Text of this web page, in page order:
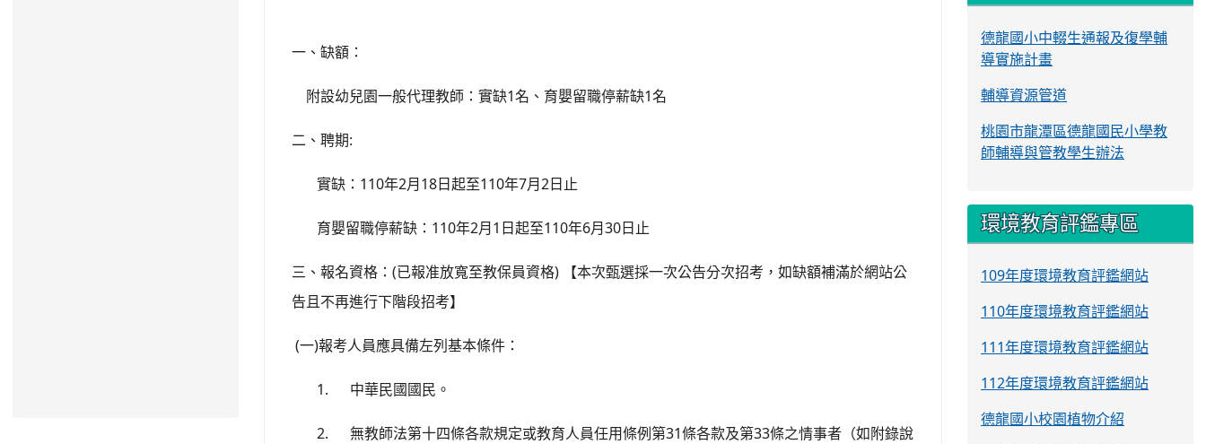
一、缺額：
附設幼兒園一般代理教師：實缺1名、育嬰留職停薪缺1名
二、聘期:
實缺： 110年2月 18 日起至110年7月 2 日止
育嬰留職停薪缺： 110年2月 1 日起至110年6月30 日止
三、報名資格： (已報准放寬至教保員資格)
【本次甄選採一次公告分次招考，如缺額補滿於網站公
告且不再進行下階段招考】
(一)報考人員應具備左列基本條件：
1. 中華民國國民。
2.無教師法第十四條各款規定或教育人員任用條例第31條各款及第33條之情事者（如附錄說
德龍國小中輟生通報及復學輔
導實施計畫
輔導資源管道
桃園市龍潭區德龍國民小學教
師輔導與管教學生辦法
環境教育評鑑專區
109年度環境教育評鑑網站
110年度環境教育評鑑網站
111年度環境教育評鑑網站
112年度環境教育評鑑網站
德龍國小校園植物介紹